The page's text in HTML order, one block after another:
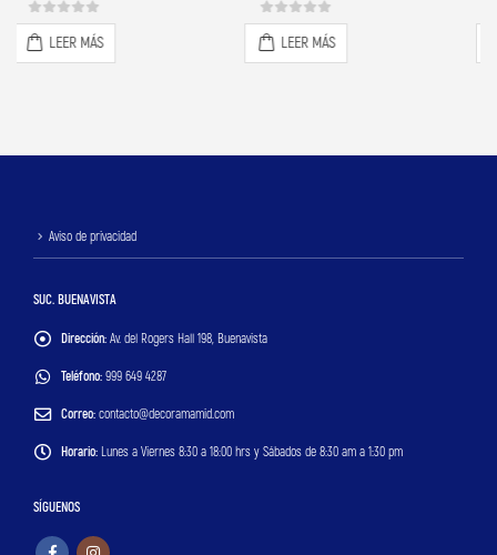
0out of 5 0out of 5
Aviso de privacidad
SUC. BUENAVISTA
Dirección: Av. del Rogers Hall 198, Buenavista
Teléfono: 999 649 4287
Correo: contacto@decoramamid.com
Horario: Lunes a Viernes 8:30 a 18:00 hrs y Sábados de 8:30 am a 1:30 pm
SÍGUENOS